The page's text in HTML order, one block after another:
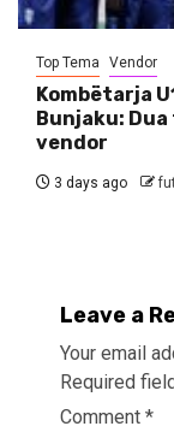
Top Tema Vendor
Kombëtarja
Bunjaku:
vendor
3 days ago
Leave a
Your email
Required
Comment *